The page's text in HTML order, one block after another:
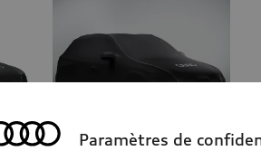
Paramètres de